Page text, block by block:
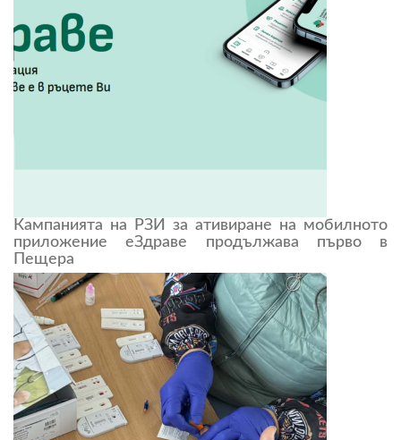
Кампанията на РЗИ за ативиране на мобилното
приложение еЗдраве продължава първо в
Пещера